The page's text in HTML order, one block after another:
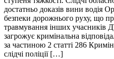
достатньо доказів вини водія
безпеки дорожнього руху, що
травмування інших учасників
загрожує кримінальна
за частиною 2 статті 286
слідчі поліції […]